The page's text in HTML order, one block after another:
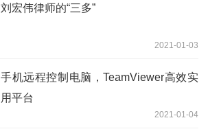
刘宏伟律师的“三多”
2021-01-03
手机远程控制电脑，TeamViewer高效实
用平台
2021-01-04